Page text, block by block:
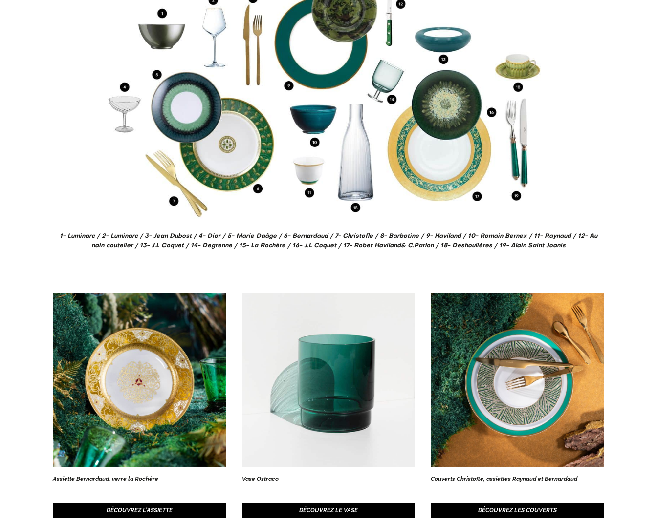
1- Luminarc / 2- Luminarc / 3- Jean Dubost / 4- Dior / 5- Marie Daâge / 6- Bernardaud / 7- Christofle / 8- Barbotine / 9- Haviland / 10- Romain Bernex / 11- Raynaud / 12- Au
nain coutelier / 13- J.L Coquet / 14- Degrenne / 15- La Rochère / 16- J.L Coquet / 17- Robet Haviland& C.Parlon / 18- Deshoulières / 19- Alain Saint Joanis
Assiette Bernardaud, verre la Rochère
DÉCOUVREZ L'ASSIETTE
Vase Ostraco
DÉCOUVREZ LE VASE
Couverts Christofle, assiettes Raynaud et Bernardaud
DÉCOUVREZ LES COUVERTS